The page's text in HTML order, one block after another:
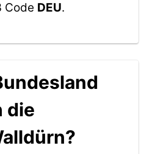
Code DEU.
die